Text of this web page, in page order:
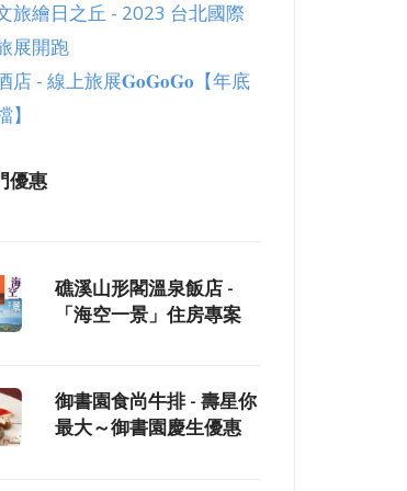
旅繪日之丘 - 2023 台北國際
展開跑
店 - 線上旅展𝐆𝐨𝐆𝐨𝐆𝐨【年底
】
優惠
礁溪山形閣溫泉飯店 -
「海空一景」住房專案
御書園食尚牛排 - 壽星你
最大～御書園慶生優惠